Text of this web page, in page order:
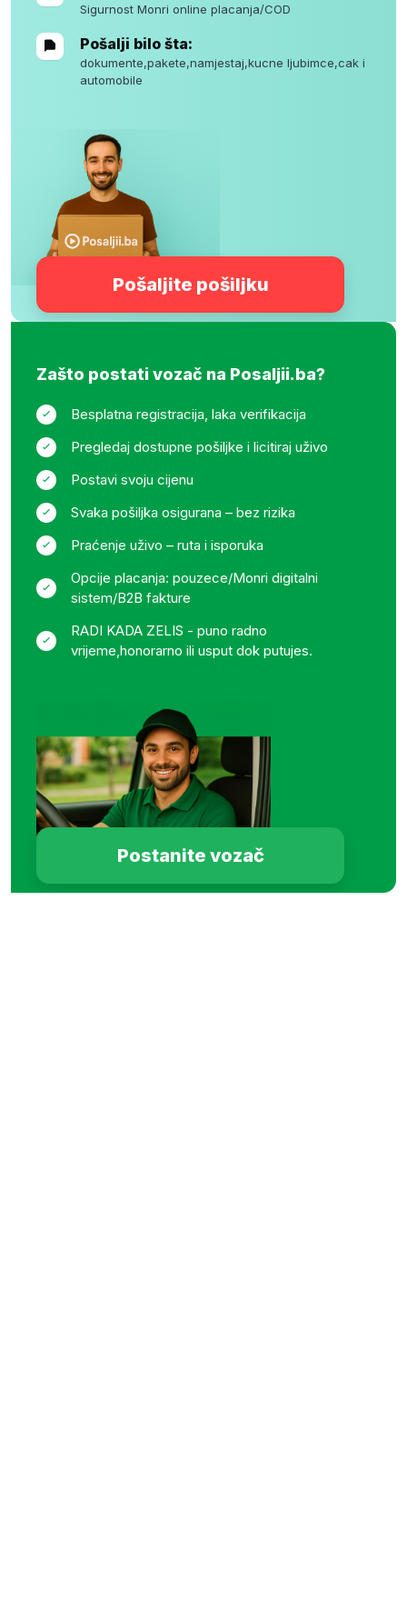
Sigurnost Monri online placanja/COD
Pošalji bilo šta:
dokumente,pakete,namjestaj,kucne ljubimce,cak i
automobile
Pošaljite pošiljku
Zašto postati vozač na Posaljii.ba?
Besplatna registracija, laka verifikacija
Pregledaj dostupne pošiljke i licitiraj uživo
Postavi svoju cijenu
Svaka pošiljka osigurana – bez rizika
Praćenje uživo – ruta i isporuka
Opcije placanja: pouzece/Monri digitalni
sistem/B2B fakture
RADI KADA ZELIS - puno radno
vrijeme,honorarno ili usput dok putujes.
Postanite vozač